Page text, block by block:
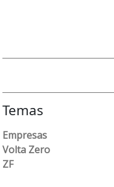
Temas
Empresas
Volta Zero
ZF